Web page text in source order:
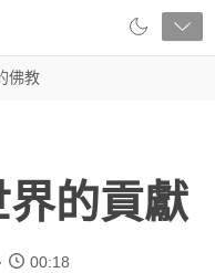
佛教
的貢獻
00:18